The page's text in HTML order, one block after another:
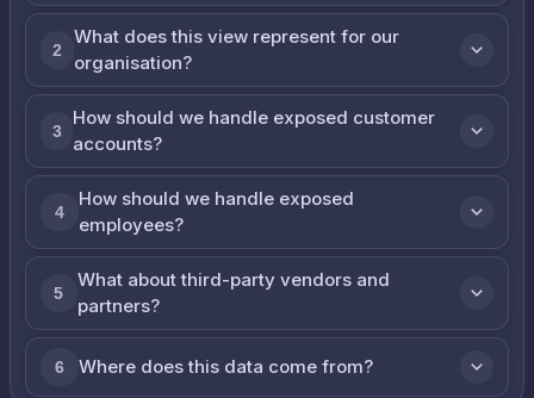
2
What does this view represent for our
organisation?
3
How should we handle exposed customer
accounts?
4
How should we handle exposed
employees?
5
What about third-party vendors and
partners?
6 Where does this data come from?